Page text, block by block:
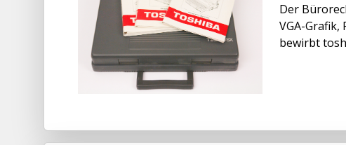
Der
VGA-Grafik,
bewirbt